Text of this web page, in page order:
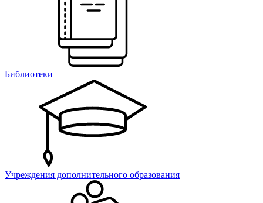
Библиотеки
Учреждения дополнительного образования